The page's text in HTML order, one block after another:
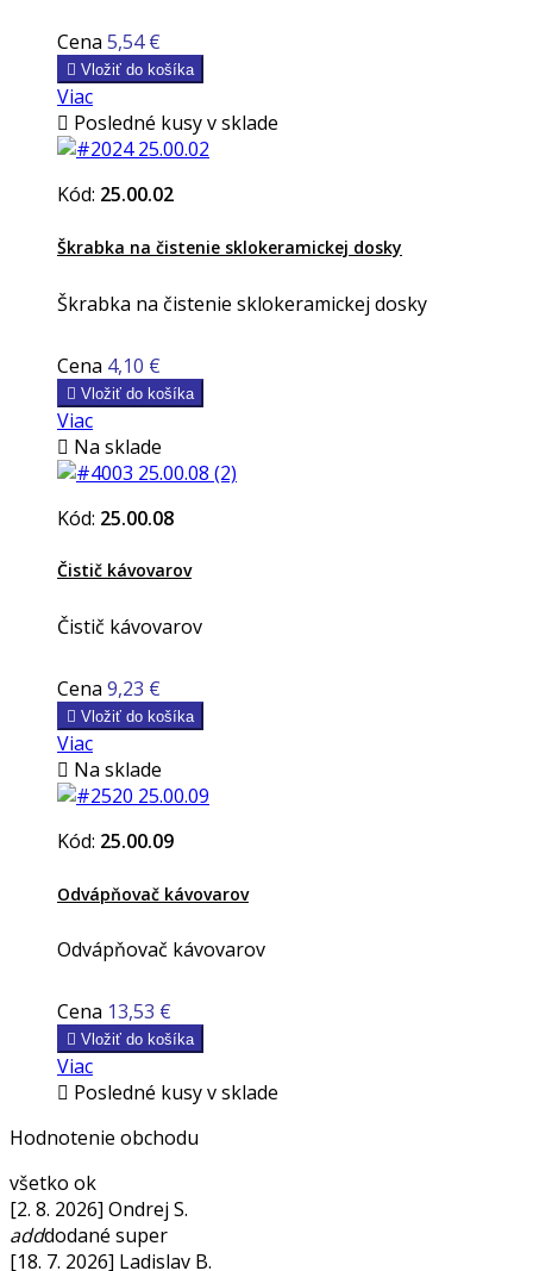
Cena 5,54 €
 Vložiť do košíka
Viac
 Posledné kusy v sklade
Kód: 25.00.02
Škrabka na čistenie sklokeramickej dosky
Škrabka na čistenie sklokeramickej dosky
Cena 4,10 €
 Vložiť do košíka
Viac
 Na sklade
Kód: 25.00.08
Čistič kávovarov
Čistič kávovarov
Cena 9,23 €
 Vložiť do košíka
Viac
 Na sklade
Kód: 25.00.09
Odvápňovač kávovarov
Odvápňovač kávovarov
Cena 13,53 €
 Vložiť do košíka
Viac
 Posledné kusy v sklade
Hodnotenie obchodu
všetko ok
[2. 8. 2026] Ondrej S.
adddodané super
[18. 7. 2026] Ladislav B.